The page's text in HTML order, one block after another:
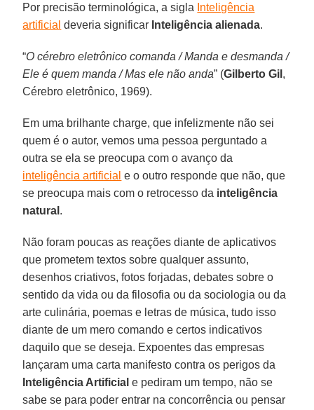
Por precisão terminológica, a sigla Inteligência
artificial deveria significar Inteligência alienada.
“O cérebro eletrônico comanda / Manda e desmanda /
Ele é quem manda / Mas ele não anda” (Gilberto Gil ,
Cérebro eletrônico, 1969).
Em uma brilhante charge, que infelizmente não sei
quem é o autor, vemos uma pessoa perguntado a
outra se ela se preocupa com o avanço da
inteligência artificial e o outro responde que não, que
se preocupa mais com o retrocesso da inteligência
natural .
Não foram poucas as reações diante de aplicativos
que prometem textos sobre qualquer assunto,
desenhos criativos, fotos forjadas, debates sobre o
sentido da vida ou da filosofia ou da sociologia ou da
arte culinária, poemas e letras de música, tudo isso
diante de um mero comando e certos indicativos
daquilo que se deseja. Expoentes das empresas
lançaram uma carta manifesto contra os perigos da
Inteligência Artificial e pediram um tempo, não se
sabe se para poder entrar na concorrência ou pensar